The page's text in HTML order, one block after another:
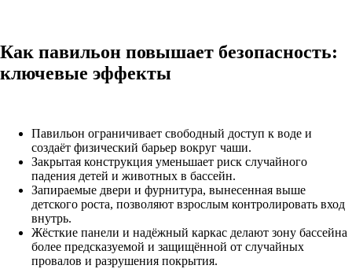
Как павильон повышает безопасность:
ключевые эффекты
Павильон ограничивает свободный доступ к воде и
создаёт физический барьер вокруг чаши.
Закрытая конструкция уменьшает риск случайного
падения детей и животных в бассейн.
Запираемые двери и фурнитура, вынесенная выше
детского роста, позволяют взрослым контролировать вход
внутрь.
Жёсткие панели и надёжный каркас делают зону бассейна
более предсказуемой и защищённой от случайных
провалов и разрушения покрытия.